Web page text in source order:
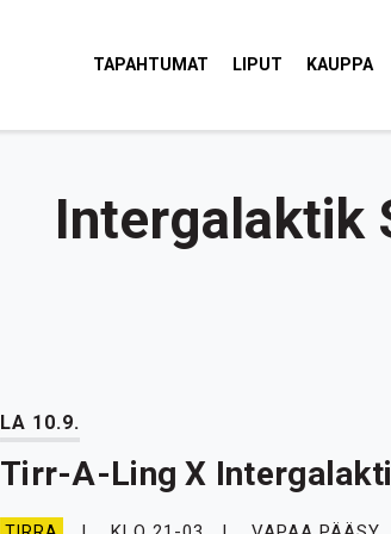
TAPAHTUMAT LIPUT KAUPPA
Intergalaktik
LA 10.9.
Tirr-A-Ling X